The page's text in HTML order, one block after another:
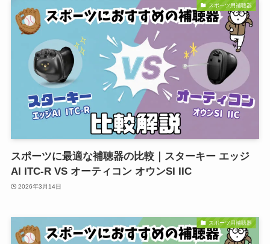
スポーツ用補聴器
スポーツに最適な補聴器の比較｜スターキー エッジ
AI ITC-R VS オーティコン オウンSI IIC
2026年3月14日
スポーツ用補聴器